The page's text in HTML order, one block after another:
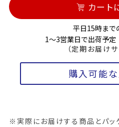
カート
平日15時まで
1～3営業日で出荷予定
（定期お届け
購入可能
※実際にお届けする商品とパッ